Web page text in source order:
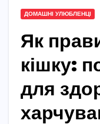
ДОМАШНІ УЛЮБЛЕНЦІ
Як
кішку:
для